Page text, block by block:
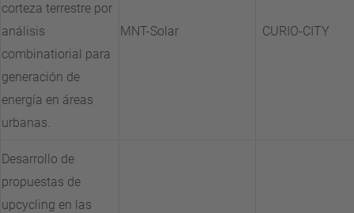
corteza terrestre por
análisis
combinatiorial para
generación de
energía en áreas
urbanas.
MNT-Solar CURIO-CITY
Desarrollo de
propuestas de
upcycling en las